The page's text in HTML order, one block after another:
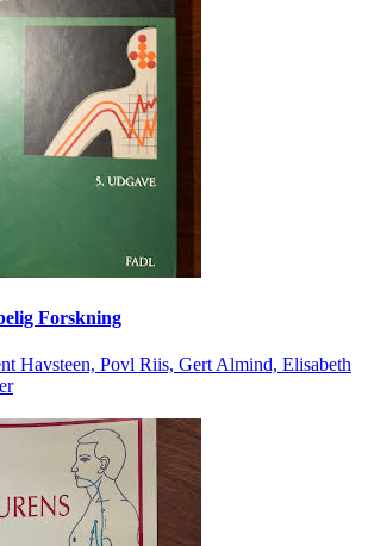
Forskning
Havsteen, Povl Riis, Gert Almind, Elisabeth